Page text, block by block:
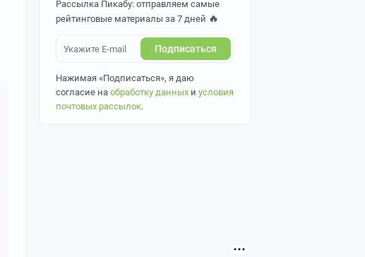
Рассылка Пикабу: отправляем самые
рейтинговые материалы за 7 дней 🔥
Подписаться
Нажимая «Подписаться», я даю
согласие на обработку данных и условия
почтовых рассылок.